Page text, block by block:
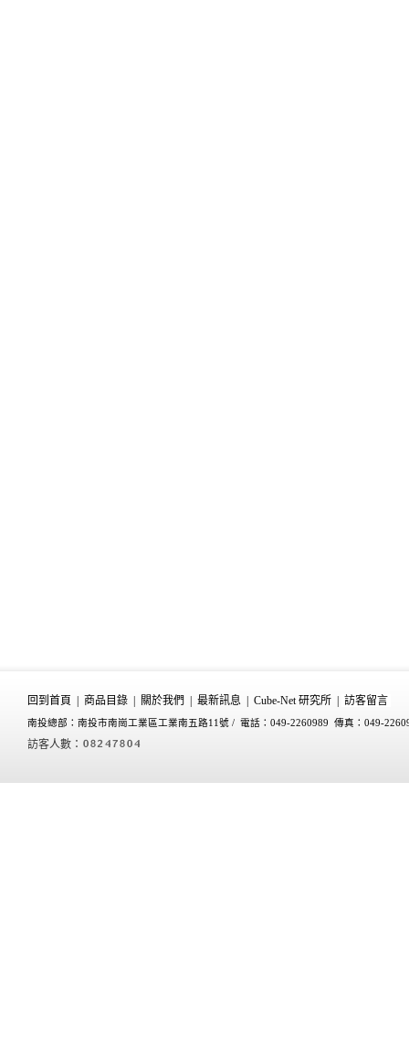
回到首頁 商品目錄 關於我們 最新訊息 Cube-Net 研究所 訪客留言
南投總部：南投市南崗工業區工業南五路11號 / 電話：049-2260989 傳真：049-
訪客人數：